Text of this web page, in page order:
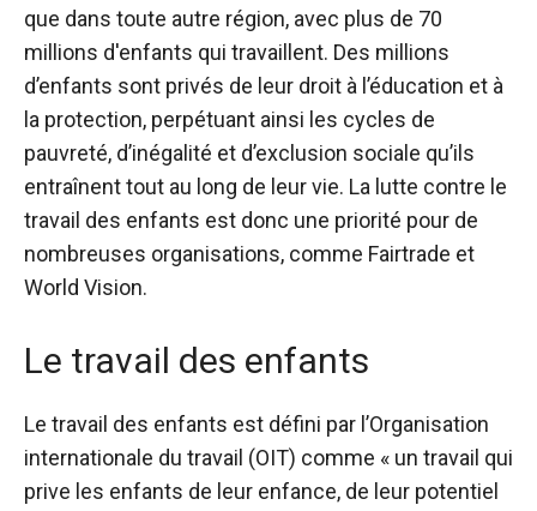
que dans toute autre région, avec plus de 70
millions d'enfants qui travaillent. Des millions
d’enfants sont privés de leur droit à l’éducation et à
la protection, perpétuant ainsi les cycles de
pauvreté, d’inégalité et d’exclusion sociale qu’ils
entraînent tout au long de leur vie. La lutte contre le
travail des enfants est donc une priorité pour de
nombreuses organisations, comme Fairtrade et
World Vision.
Le travail des enfants
Le travail des enfants est défini par l’Organisation
internationale du travail (OIT) comme « un travail qui
prive les enfants de leur enfance, de leur potentiel